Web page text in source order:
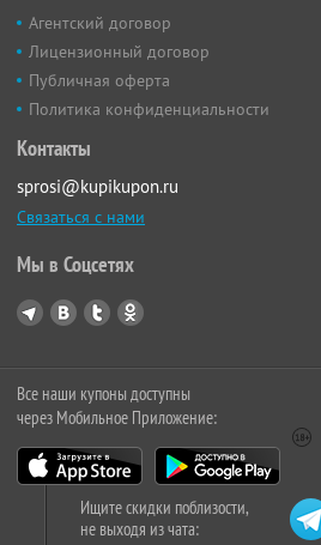
Агентский договор
Лицензионный договор
Публичная оферта
Политика конфиденциальности
Контакты
sprosi@kupikupon.ru
Связаться с нами
Мы в Соцсетях
Все наши купоны доступны
через Мобильное Приложение:
Ищите скидки поблизости,
не выходя из чата: